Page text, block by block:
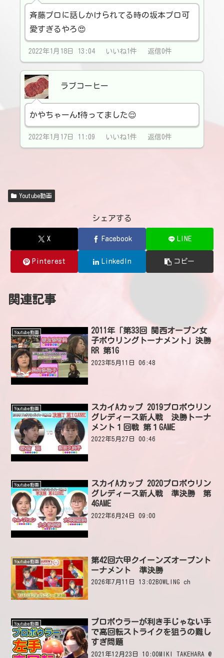
斉藤プロに話しかけられてる時の坂本プロ可
愛すぎるやろ😍
2022年1月18日 13:04 いいね1件 返信0件
ラブコーヒー
かやちゃーん❗️待ってました😌
2022年1月17日 11:09 いいね1件 返信0件
Youtube動画
シェアする
X Facebook LINE
Pinterest LinkedIn コピー
関連記事
Youtube動画
2011年「第33回 関西オープン女
子ボウリングトーナメント」決勝
RR 第1G
2023年5月11日 06:48
Youtube動画
スカイAカップ 2019プロボウリン
グレディース新人戦 決勝トーナ
メント１回戦 第１GAME
2022年5月27日 00:46
Youtube動画
スカイAカップ 2020プロボウリン
グレディース新人戦 準決勝 第
4GAME
2022年6月24日 09:00
Youtube動画
第42回六甲クイーンズオープント
ーナメント 準決勝
2026年7月11日 13:02BOWLING ch
Youtube動画
プロボウラーが利き手じゃない手
で高回転ストライクを狙うの難し
すぎ問題
2021年12月23日 10:00MIKI TAKEHARA @